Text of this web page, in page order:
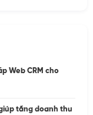
Web CRM cho
tăng doanh thu